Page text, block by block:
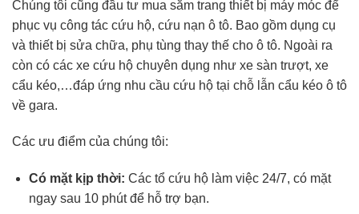
Chúng tôi cũng đầu tư mua sắm trang thiết bị máy móc để
phục vụ công tác cứu hộ, cứu nạn ô tô. Bao gồm dụng cụ
và thiết bị sửa chữa, phụ tùng thay thế cho ô tô. Ngoài ra
còn có các xe cứu hộ chuyên dụng như xe sàn trượt, xe
cẩu kéo,…đáp ứng nhu cầu cứu hộ tại chỗ lẫn cẩu kéo ô tô
về gara.
Các ưu điểm của chúng tôi:
Có mặt kịp thời: Các tổ cứu hộ làm việc 24/7, có mặt
ngay sau 10 phút để hỗ trợ bạn.